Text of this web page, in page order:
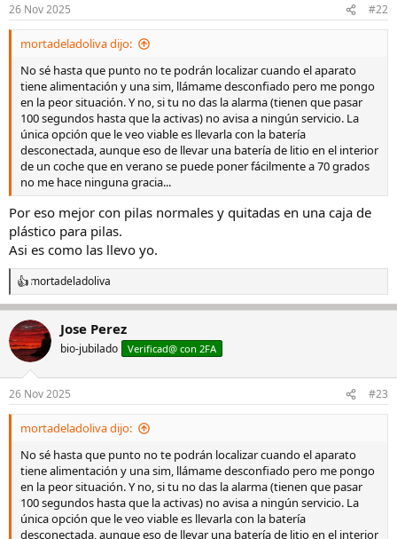
e
s
26 Nov 2025 #22
mortadeladoliva dijo:
No sé hasta que punto no te podrán localizar cuando el aparato
tiene alimentación y una sim, llámame desconfiado pero me pongo
en la peor situación. Y no, si tu no das la alarma (tienen que pasar
100 segundos hasta que la activas) no avisa a ningún servicio. La
única opción que le veo viable es llevarla con la batería
desconectada, aunque eso de llevar una batería de litio en el interior
de un coche que en verano se puede poner fácilmente a 70 grados
no me hace ninguna gracia...
Por eso mejor con pilas normales y quitadas en una caja de
plástico para pilas.
Asi es como las llevo yo.
R
e
a
c
c
i
e
s
mortadeladoliva
Jose Perez
bio-jubilado Verificad@ con 2FA
26 Nov 2025 #23
mortadeladoliva dijo:
No sé hasta que punto no te podrán localizar cuando el aparato
tiene alimentación y una sim, llámame desconfiado pero me pongo
en la peor situación. Y no, si tu no das la alarma (tienen que pasar
100 segundos hasta que la activas) no avisa a ningún servicio. La
única opción que le veo viable es llevarla con la batería
desconectada, aunque eso de llevar una batería de litio en el interior